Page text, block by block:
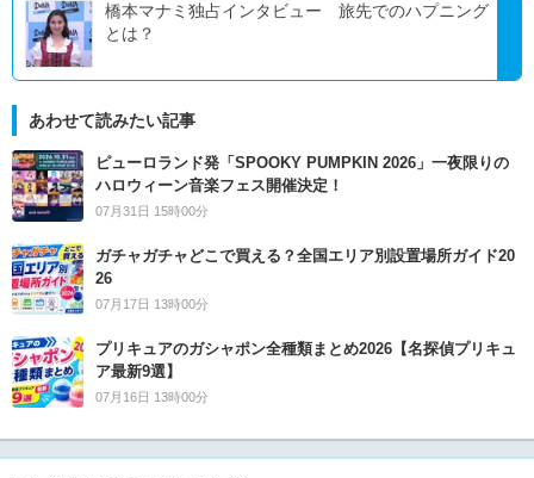
橋本マナミ独占インタビュー 旅先でのハプニング
とは？
あわせて読みたい記事
ピューロランド発「SPOOKY PUMPKIN 2026」一夜限りの
ハロウィーン音楽フェス開催決定！
07月31日 15時00分
ガチャガチャどこで買える？全国エリア別設置場所ガイド20
26
07月17日 13時00分
プリキュアのガシャポン全種類まとめ2026【名探偵プリキュ
ア最新9選】
07月16日 13時00分